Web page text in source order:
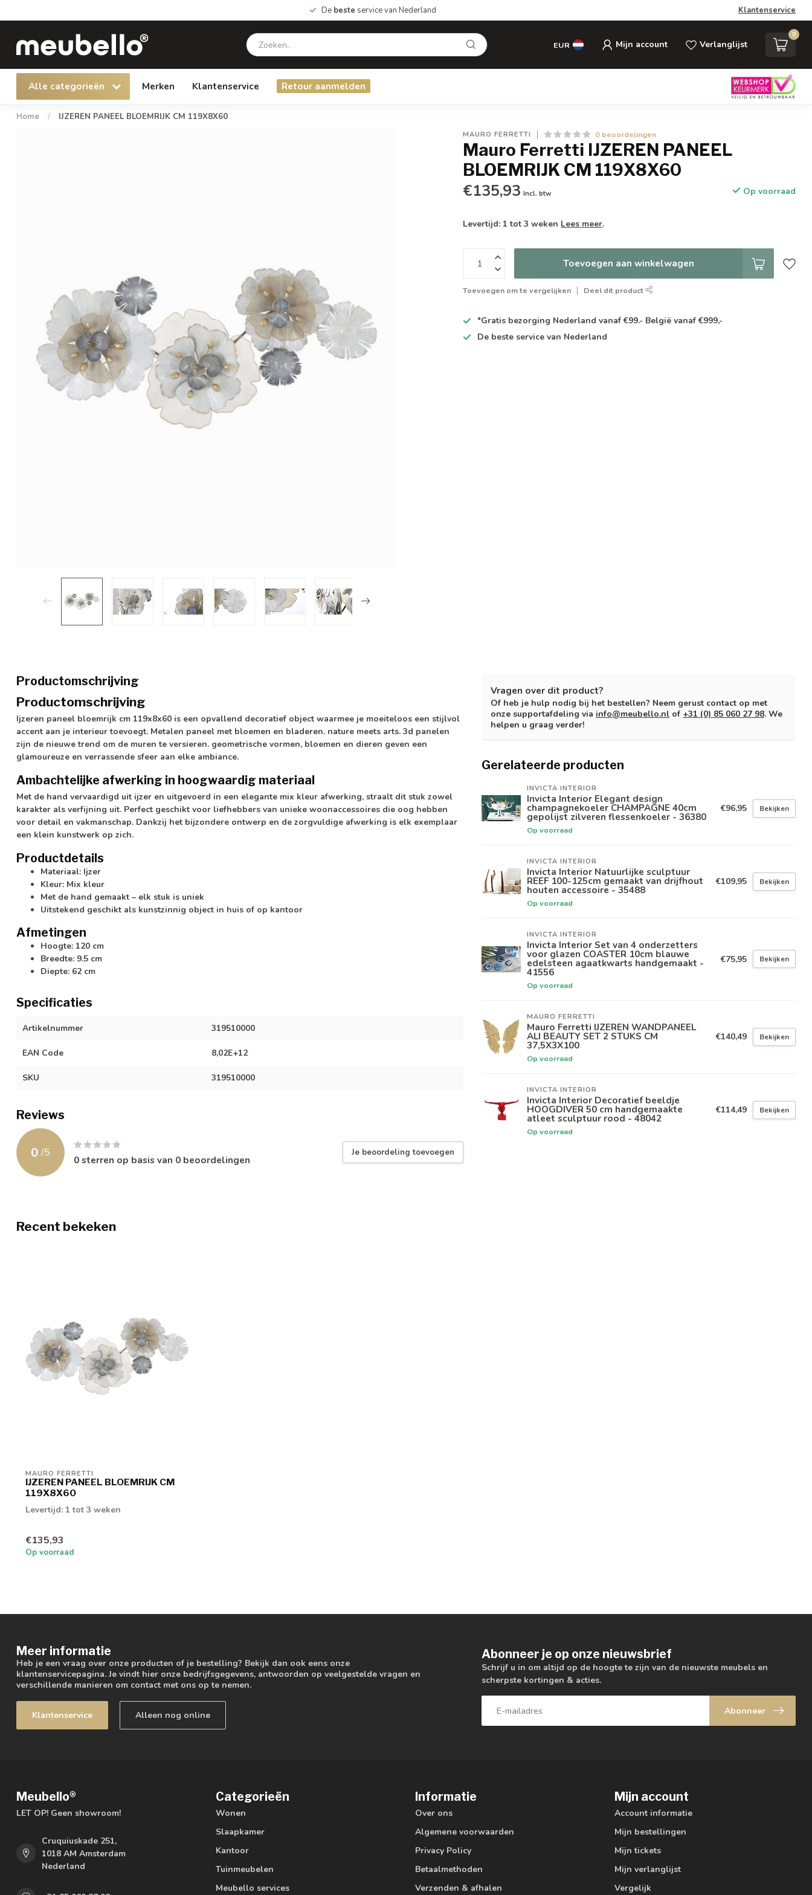
De beste service van Nederland Klantenservice
EUR Mijn account Verlanglijst
0
Alle categorieën Merken Klantenservice Retour aanmelden
Home / IJZEREN PANEEL BLOEMRIJK CM 119X8X60
MAURO FERRETTI 0 beoordelingen
Mauro Ferretti IJZEREN PANEEL
BLOEMRIJK CM 119X8X60
€135,93 Incl. btw Op voorraad
Levertijd: 1 tot 3 weken Lees meer.
Toevoegen aan winkelwagen
Toevoegen om te vergelijken Deel dit product
*Gratis bezorging Nederland vanaf €99.- België vanaf €999,-
De beste service van Nederland
Productomschrijving
Productomschrijving
Ijzeren paneel bloemrijk cm 119x8x60 is een opvallend decoratief object waarmee je moeiteloos een stijlvol
accent aan je interieur toevoegt. Metalen paneel met bloemen en bladeren. nature meets arts. 3d panelen
zijn de nieuwe trend om de muren te versieren. geometrische vormen, bloemen en dieren geven een
glamoureuze en verrassende sfeer aan elke ambiance.
Ambachtelijke afwerking in hoogwaardig materiaal
Met de hand vervaardigd uit ijzer en uitgevoerd in een elegante mix kleur afwerking, straalt dit stuk zowel
karakter als verfijning uit. Perfect geschikt voor liefhebbers van unieke woonaccessoires die oog hebben
voor detail en vakmanschap. Dankzij het bijzondere ontwerp en de zorgvuldige afwerking is elk exemplaar
een klein kunstwerk op zich.
Productdetails
Materiaal: Ijzer
Kleur: Mix kleur
Met de hand gemaakt – elk stuk is uniek
Uitstekend geschikt als kunstzinnig object in huis of op kantoor
Afmetingen
Hoogte: 120 cm
Breedte: 9.5 cm
Diepte: 62 cm
Specificaties
Artikelnummer 319510000
EAN Code 8,02E+12
SKU 319510000
Reviews
0 /5
0sterren op basis van 0 beoordelingen
Je beoordeling toevoegen
Vragen over dit product?
Of heb je hulp nodig bij het bestellen? Neem gerust contact op met
onze supportafdeling via info@meubello.nl of +31 (0) 85 060 27 98. We
helpen u graag verder!
Gerelateerde producten
INVICTA INTERIOR
Invicta Interior Elegant design
champagnekoeler CHAMPAGNE 40cm
gepolijst zilveren flessenkoeler - 36380
Op voorraad
€96,95 Bekijken
INVICTA INTERIOR
Invicta Interior Natuurlijke sculptuur
REEF 100-125cm gemaakt van drijfhout
houten accessoire - 35488
Op voorraad
€109,95 Bekijken
INVICTA INTERIOR
Invicta Interior Set van 4 onderzetters
voor glazen COASTER 10cm blauwe
edelsteen agaatkwarts handgemaakt -
41556
Op voorraad
€75,95 Bekijken
MAURO FERRETTI
Mauro Ferretti IJZEREN WANDPANEEL
ALI BEAUTY SET 2 STUKS CM
37,5X3X100
Op voorraad
€140,49 Bekijken
INVICTA INTERIOR
Invicta Interior Decoratief beeldje
HOOGDIVER 50 cm handgemaakte
atleet sculptuur rood - 48042
Op voorraad
€114,49 Bekijken
Recent bekeken
MAURO FERRETTI
IJZEREN PANEEL BLOEMRIJK CM
119X8X60
Levertijd: 1 tot 3 weken
€135,93
Op voorraad
Meer informatie
Heb je een vraag over onze producten of je bestelling? Bekijk dan ook eens onze
klantenservicepagina. Je vindt hier onze bedrijfsgegevens, antwoorden op veelgestelde vragen en
verschillende manieren om contact met ons op te nemen.
Klantenservice Alleen nog online
Abonneer je op onze nieuwsbrief
Schrijf u in om altijd op de hoogte te zijn van de nieuwste meubels en
scherpste kortingen & acties.
Abonneer
Meubello®
LET OP! Geen showroom!
Cruquiuskade 251,
1018 AM Amsterdam
Nederland
Categorieën
Wonen
Slaapkamer
Kantoor
Tuinmeubelen
Meubello services
Informatie
Over ons
Algemene voorwaarden
Privacy Policy
Betaalmethoden
Verzenden & afhalen
Mijn account
Account informatie
Mijn bestellingen
Mijn tickets
Mijn verlanglijst
Vergelijk